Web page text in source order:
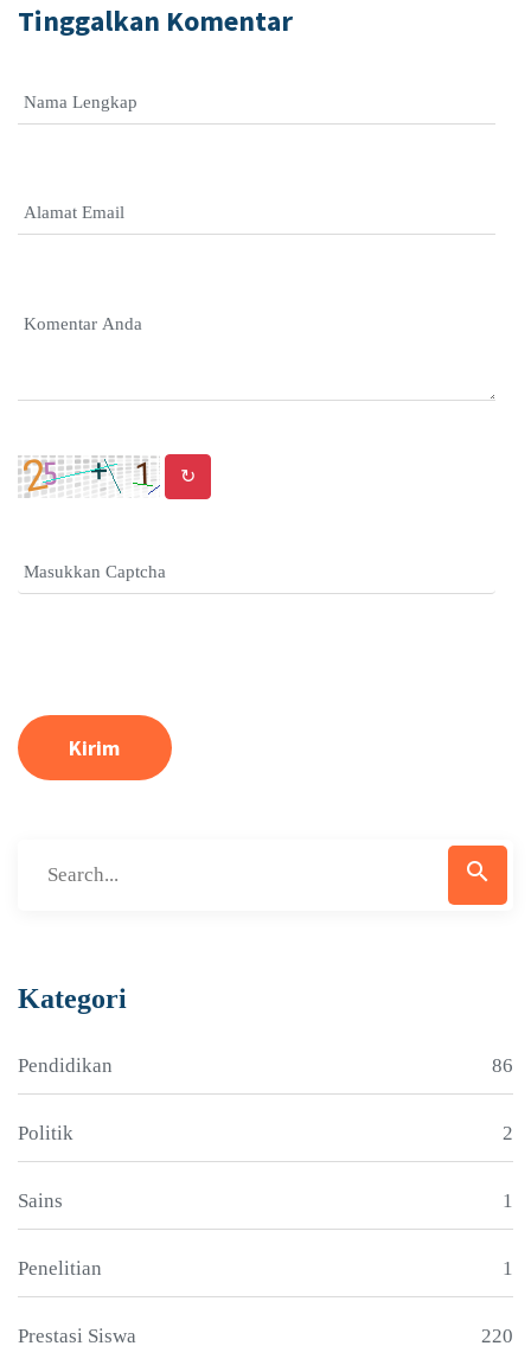
Tinggalkan Komentar
↻
Kirim
search
Kategori
Pendidikan 86
Politik 2
Sains 1
Penelitian 1
Prestasi Siswa 220